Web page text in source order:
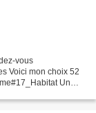
vous
Voici mon choix 52
Un